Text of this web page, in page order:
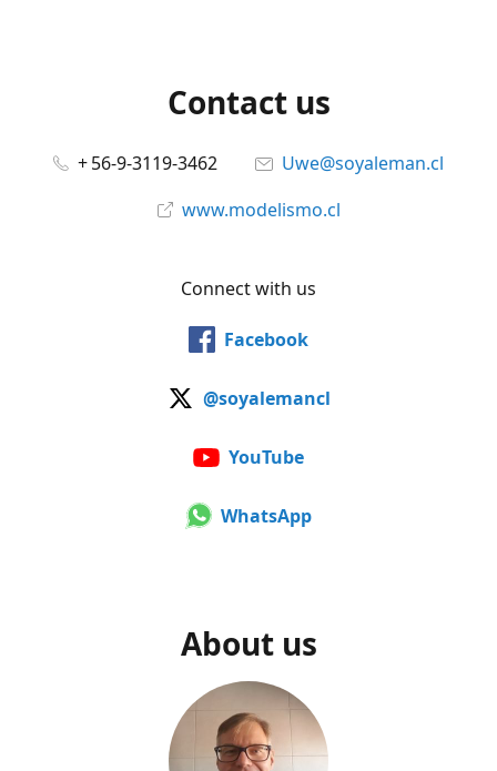
Contact us
+ 56-9-3119-3462
Uwe@soyaleman.cl
www.modelismo.cl
Connect with us
Facebook
@soyalemancl
YouTube
WhatsApp
About us